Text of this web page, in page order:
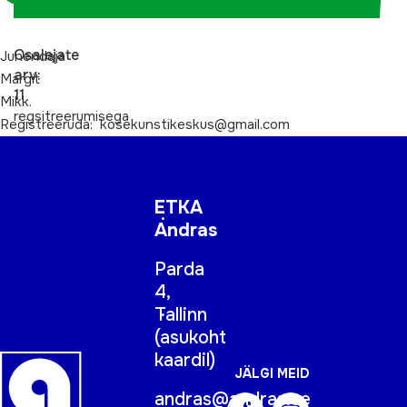
Juhendaja
Margit
Mikk.
Registreeruda: kosekunstikeskus@gmail.com
Osalejate
arv:
11
regsitreerumisega
ETKA
Andras
Parda
4,
Tallinn
(asukoht
kaardil)
andras@andras.ee
JÄLGI MEID